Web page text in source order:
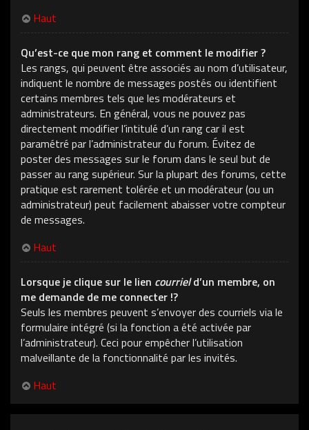
Haut
Qu’est-ce que mon rang et comment le modifier ?
Les rangs, qui peuvent être associés au nom d’utilisateur,
indiquent le nombre de messages postés ou identifient
certains membres tels que les modérateurs et
administrateurs. En général, vous ne pouvez pas
directement modifier l’intitulé d’un rang car il est
paramétré par l’administrateur du forum. Évitez de
poster des messages sur le forum dans le seul but de
passer au rang supérieur. Sur la plupart des forums, cette
pratique est rarement tolérée et un modérateur (ou un
administrateur) peut facilement abaisser votre compteur
de messages.
Haut
Lorsque je clique sur le lien courrield’un membre, on
me demande de me connecter !?
Seuls les membres peuvent s’envoyer des courriels via le
formulaire intégré (si la fonction a été activée par
l’administrateur). Ceci pour empêcher l’utilisation
malveillante de la fonctionnalité par les invités.
Haut